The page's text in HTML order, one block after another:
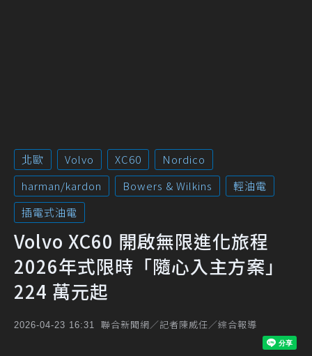
北歐 Volvo XC60
Nordico
harman/kardon
Bowers & Wilkins
輕油電
插電式油電
Volvo XC60 開啟無限進化旅程
2026年式限時「隨心入主方案」
224 萬元起
2026-04-23 16:31 聯合新聞網／記者陳威任／綜合報導